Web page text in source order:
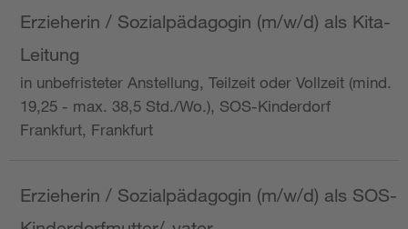
Erzieherin / Sozialpädagogin (m/w/d) als Kita-
Leitung
in unbefristeter Anstellung, Teilzeit oder Vollzeit (mind.
19,25 - max. 38,5 Std./Wo.), SOS-Kinderdorf
Frankfurt, Frankfurt
Erzieherin / Sozialpädagogin (m/w/d) als SOS-